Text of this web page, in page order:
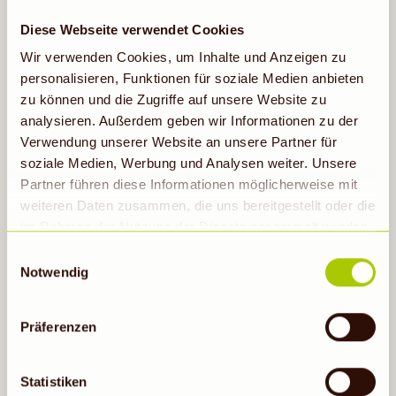
Diese Webseite verwendet Cookies
Wir verwenden Cookies, um Inhalte und Anzeigen zu
personalisieren, Funktionen für soziale Medien anbieten
zu können und die Zugriffe auf unsere Website zu
analysieren. Außerdem geben wir Informationen zu der
Verwendung unserer Website an unsere Partner für
soziale Medien, Werbung und Analysen weiter. Unsere
Partner führen diese Informationen möglicherweise mit
weiteren Daten zusammen, die uns bereitgestellt oder die
erhobenen Daten in den USA durch Google: Unsere
Informationen hierzu findest du unter Datenschutz. Indem
auf „Cookies zulassen“ geklickt bzw. statistische
1 S. 1 lit a DS-GVO eingewilligt, dass die Daten in den
Notwendig
Präferenzen
Statistiken
Auf die Einkaufsliste
GÜNSTIGER
WOCHENSTART
Gültig vom 10.08.
bis 11.08.26